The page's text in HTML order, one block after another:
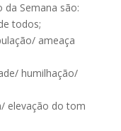
da Semana são:
todos;
ameaça
humilhação/
elevação do tom